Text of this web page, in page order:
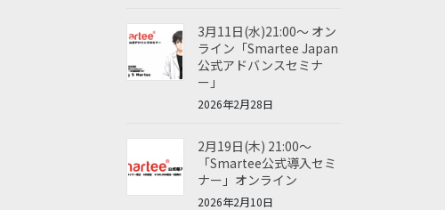
3月11日(水)21:00～ オン
ライン「Smartee Japan
公式アドバンスセミナ
ー」
2026年2月28日
2月19日(木) 21:00～
「Smartee公式導入セミ
ナー」オンライン
2026年2月10日